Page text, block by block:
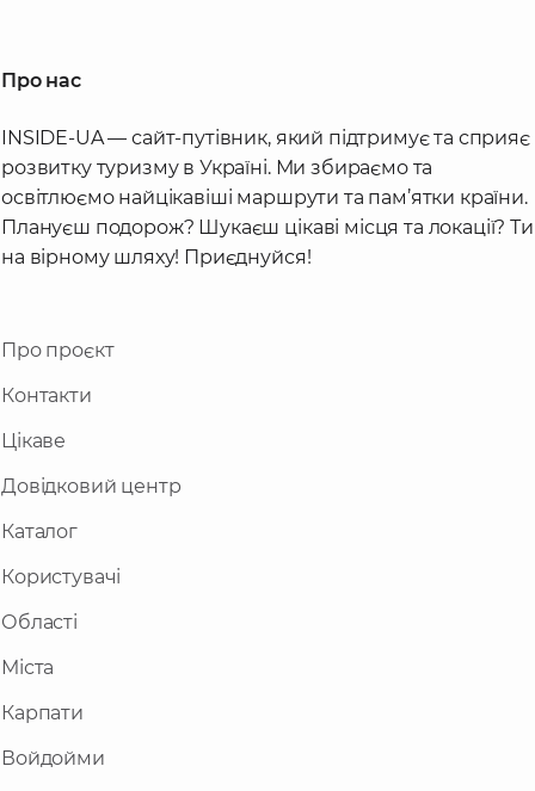
Про нас
INSIDE-UA — сайт-путівник, який підтримує та сприяє
розвитку туризму в Україні. Ми збираємо та
освітлюємо найцікавіші маршрути та пам’ятки країни.
Плануєш подорож? Шукаєш цікаві місця та локації? Ти
на вірному шляху! Приєднуйся!
Про проєкт
Контакти
Цікаве
Довідковий центр
Каталог
Користувачі
Області
Міста
Карпати
Войдойми